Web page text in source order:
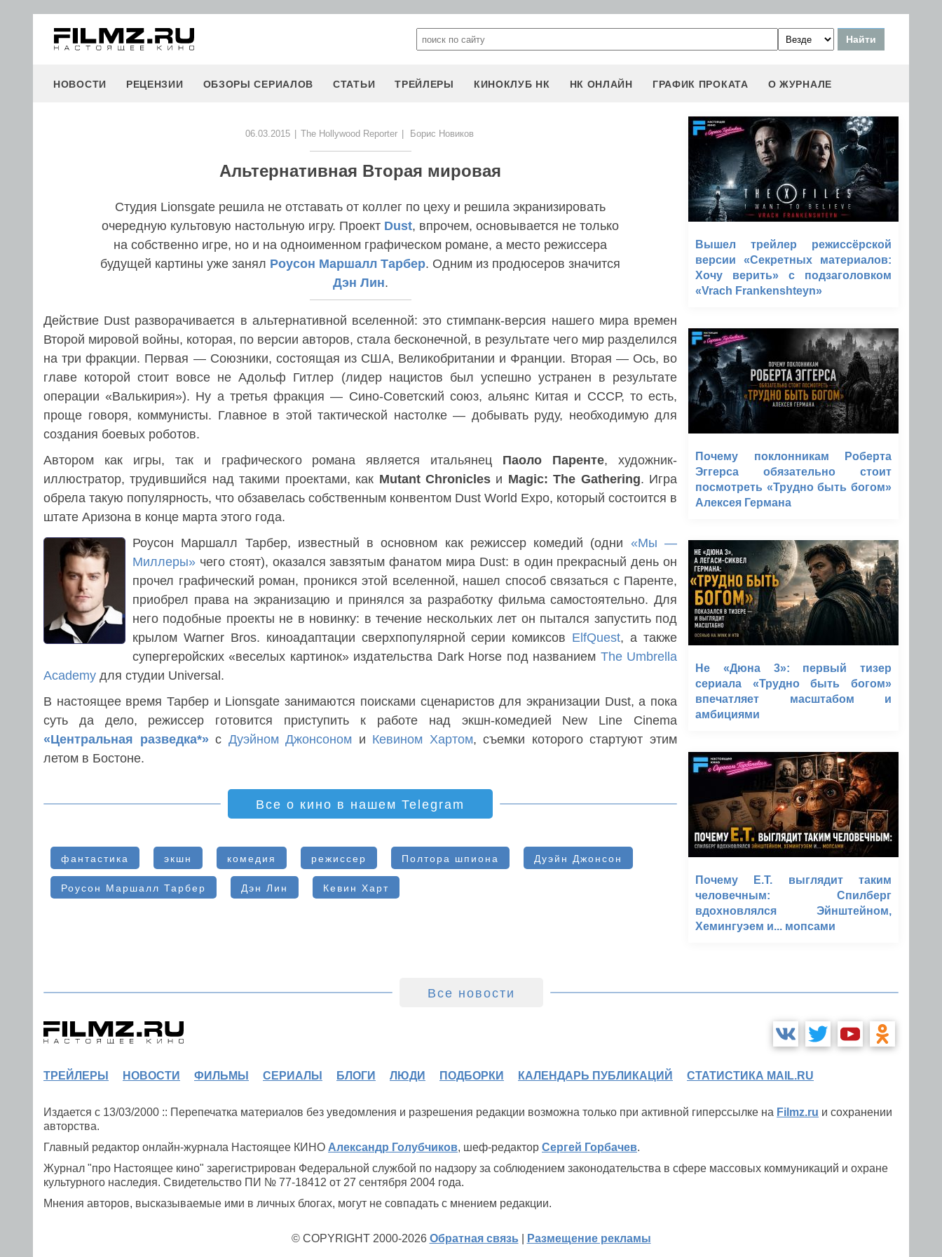
НОВОСТИ РЕЦЕНЗИИ ОБЗОРЫ СЕРИАЛОВ СТАТЬИ ТРЕЙЛЕРЫ КИНОКЛУБ НК НК ОНЛАЙН ГРАФИК ПРОКАТА О ЖУРНАЛЕ
06.03.2015 The Hollywood Reporter Борис Новиков
Альтернативная Вторая мировая
Студия Lionsgate решила не отставать от коллег по цеху и решила экранизировать
очередную культовую настольную игру. Проект Dust, впрочем, основывается не только
на собственно игре, но и на одноименном графическом романе, а место режиссера
будущей картины уже занял Роусон Маршалл Тарбер. Одним из продюсеров значится
Дэн Лин.
Действие Dust разворачивается в альтернативной вселенной: это стимпанк-версия нашего мира времен
Второй мировой войны, которая, по версии авторов, стала бесконечной, в результате чего мир разделился
на три фракции. Первая — Союзники, состоящая из США, Великобритании и Франции. Вторая — Ось, во
главе которой стоит вовсе не Адольф Гитлер (лидер нацистов был успешно устранен в результате
операции «Валькирия»). Ну а третья фракция — Сино-Советский союз, альянс Китая и СССР, то есть,
проще говоря, коммунисты. Главное в этой тактической настолке — добывать руду, необходимую для
создания боевых роботов.
Автором как игры, так и графического романа является итальянец Паоло Паренте, художник-
иллюстратор, трудившийся над такими проектами, как Mutant Chroniclesи Magic: The Gathering. Игра
обрела такую популярность, что обзавелась собственным конвентом Dust World Expo, который состоится в
штате Аризона в конце марта этого года.
Роусон Маршалл Тарбер, известный в основном как режиссер комедий (одни «Мы —
Миллеры» чего стоят), оказался завзятым фанатом мира Dust: в один прекрасный день он
прочел графический роман, проникся этой вселенной, нашел способ связаться с Паренте,
приобрел права на экранизацию и принялся за разработку фильма самостоятельно. Для
него подобные проекты не в новинку: в течение нескольких лет он пытался запустить под
крылом Warner Bros. киноадаптации сверхпопулярной серии комиксов ElfQuest, а также
супергеройских «веселых картинок» издательства Dark Horse под названием The Umbrella
Academy для студии Universal.
В настоящее время Тарбер и Lionsgate занимаются поисками сценаристов для экранизации Dust, а пока
суть да дело, режиссер готовится приступить к работе над экшн-комедией New Line Cinema
«Центральная разведка*»с Дуэйном Джонсоном и Кевином Хартом, съемки которого стартуют этим
летом в Бостоне.
Все о кино в нашем Telegram
фантастика экшн комедия режиссер Полтора шпиона Дуэйн Джонсон
Роусон Маршалл Тарбер Дэн Лин Кевин Харт
Вышел трейлер режиссёрской
версии «Секретных материалов:
Хочу верить» с подзаголовком
«Vrach Frankenshteyn»
Почему поклонникам Роберта
Эггерса обязательно стоит
посмотреть «Трудно быть богом»
Алексея Германа
Не «Дюна 3»: первый тизер
сериала «Трудно быть богом»
впечатляет масштабом и
амбициями
Почему E.T. выглядит таким
человечным: Спилберг
вдохновлялся Эйнштейном,
Хемингуэем и... мопсами
Все новости
ТРЕЙЛЕРЫ НОВОСТИ ФИЛЬМЫ СЕРИАЛЫ БЛОГИ ЛЮДИ ПОДБОРКИ КАЛЕНДАРЬ ПУБЛИКАЦИЙ СТАТИСТИКА MAIL.RU
Издается с 13/03/2000 :: Перепечатка материалов без уведомления и разрешения редакции возможна только при активной гиперссылке на Filmz.ru и сохранении
авторства.
Главный редактор онлайн-журнала Настоящее КИНО Александр Голубчиков, шеф-редактор Сергей Горбачев.
Журнал "про Настоящее кино" зарегистрирован Федеральной службой по надзору за соблюдением законодательства в сфере массовых коммуникаций и охране
культурного наследия. Свидетельство ПИ № 77-18412 от 27 сентября 2004 года.
Мнения авторов, высказываемые ими в личных блогах, могут не совпадать с мнением редакции.
© COPYRIGHT 2000-2026 Обратная связь Размещение рекламы